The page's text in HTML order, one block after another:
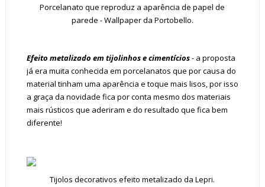
Porcelanato que reproduz a aparência de papel de
parede - Wallpaper da Portobello.
Efeito metalizado em tijolinhos e cimentícios- a proposta
já era muita conhecida em porcelanatos que por causa do
material tinham uma aparência e toque mais lisos, por isso
a graça da novidade fica por conta mesmo dos materiais
mais rústicos que aderiram e do resultado que fica bem
diferente!
Tijolos decorativos efeito metalizado da Lepri.